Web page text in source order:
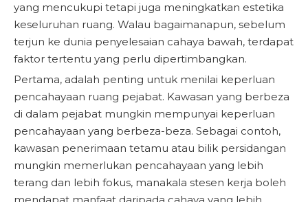
yang mencukupi tetapi juga meningkatkan estetika
keseluruhan ruang. Walau bagaimanapun, sebelum
terjun ke dunia penyelesaian cahaya bawah, terdapat
faktor tertentu yang perlu dipertimbangkan.
Pertama, adalah penting untuk menilai keperluan
pencahayaan ruang pejabat. Kawasan yang berbeza
di dalam pejabat mungkin mempunyai keperluan
pencahayaan yang berbeza-beza. Sebagai contoh,
kawasan penerimaan tetamu atau bilik persidangan
mungkin memerlukan pencahayaan yang lebih
terang dan lebih fokus, manakala stesen kerja boleh